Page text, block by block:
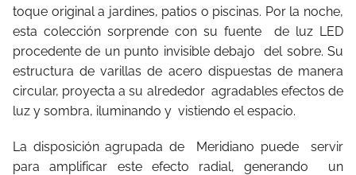
toque original a jardines, patios o piscinas. Por la noche,
esta colección sorprende con su fuente
de luz LED
procedente de un punto invisible debajo
del sobre. Su
estructura de varillas de acero dispuestas de manera
circular, proyecta a su alrededor agradables efectos de
luz y sombra, iluminando y vistiendo el espacio.
La disposición agrupada de Meridiano puede
servir
para amplificar este efecto radial, generando
un